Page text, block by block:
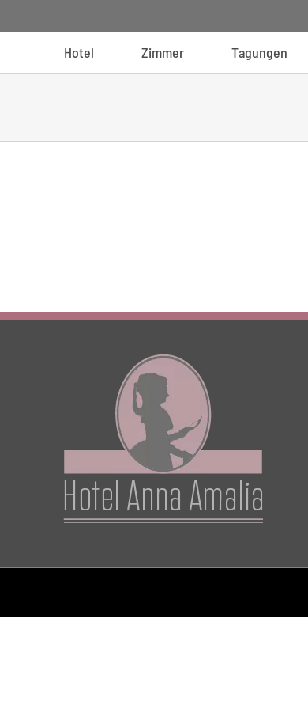
Hotel Zimmer Tagungen